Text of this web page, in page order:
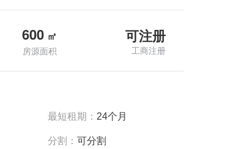
600 ㎡
房源面积
可注册
工商注册
最短租期： 24个月
分割：可分割